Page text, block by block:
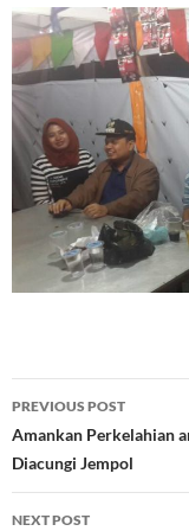
Post
navigation
PREVIOUS POST
Amankan Perkelahian
Diacungi Jempol
NEXT POST